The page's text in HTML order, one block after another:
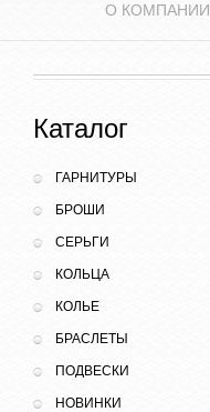
О КОМПАНИИ
Каталог
ГАРНИТУРЫ
БРОШИ
СЕРЬГИ
КОЛЬЦА
КОЛЬЕ
БРАСЛЕТЫ
ПОДВЕСКИ
НОВИНКИ